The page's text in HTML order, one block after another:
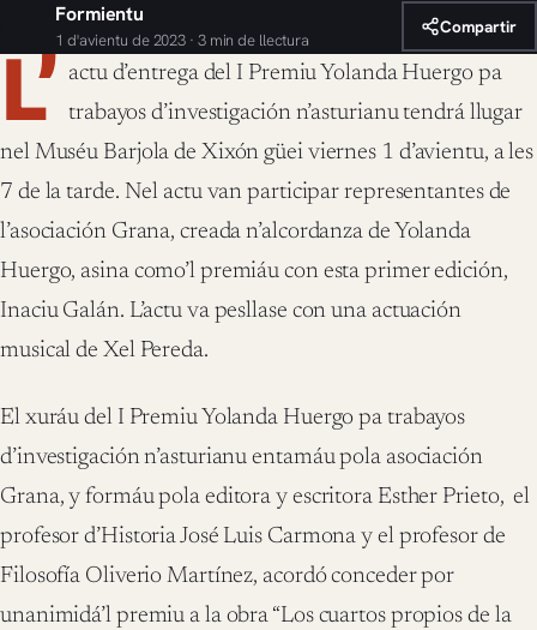
Formientu
1 d'avientu de 2023 · 3 min de llectura
Compartir
L’ actu d’entrega del I Premiu Yolanda Huergo pa
trabayos d’investigación n’asturianu tendrá llugar
nel Muséu Barjola de Xixón güei viernes 1 d’avientu, a les
7 de la tarde. Nel actu van participar representantes de
l’asociación Grana, creada n’alcordanza de Yolanda
Huergo, asina como’l premiáu con esta primer edición,
Inaciu Galán. L’actu va pesllase con una actuación
musical de Xel Pereda.
El xuráu del I Premiu Yolanda Huergo pa trabayos
d’investigación n’asturianu entamáu pola asociación
Grana, y formáu pola editora y escritora Esther Prieto, el
profesor d’Historia José Luis Carmona y el profesor de
Filosofía Oliverio Martínez, acordó conceder por
unanimidá’l premiu a la obra “Los cuartos propios de la